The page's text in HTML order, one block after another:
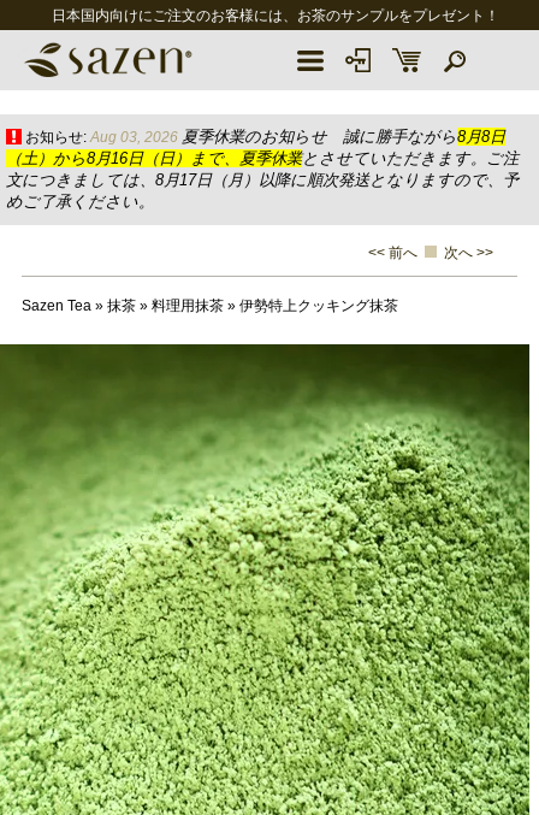
日本国内向けにご注文のお客様には、お茶のサンプルをプレゼント！
お知らせ: Aug 03, 2026 夏季休業のお知らせ 誠に勝手ながら8月8日
（土）から8月16日（日）まで、夏季休業とさせていただきます。ご注
文につきましては、8月17日（月）以降に順次発送となりますので、予
めご了承ください。
<< 前へ 次へ >>
Sazen Tea» 抹茶» 料理用抹茶» 伊勢特上クッキング抹茶